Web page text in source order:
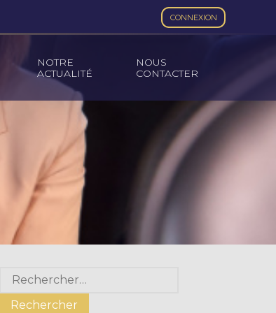
CONNEXION
NOTRE
ACTUALITÉ
NOUS
CONTACTER
Blog
sidebar
Rechercher :